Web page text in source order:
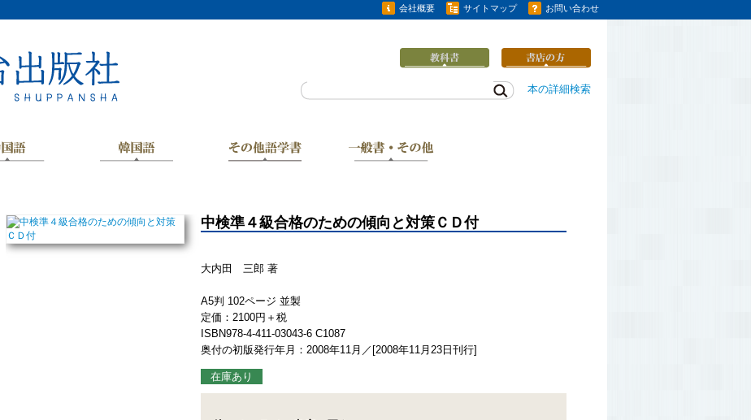
会社概要 サイトマップ お問い合わせ
本の詳細検索
中検準４級合格のための傾向と対策ＣＤ付
大内田 三郎 著
A5判 102ページ 並製
定価：2100円＋税
ISBN978-4-411-03043-6 C1087
奥付の初版発行年月：2008年11月／[2008年11月23日刊行]
在庫あり